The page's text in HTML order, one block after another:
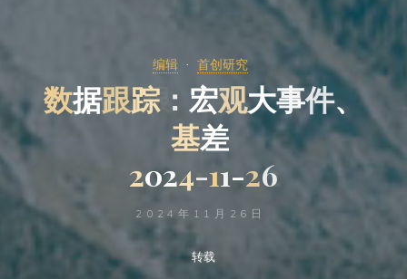
编辑 首创研究
数据跟踪 ： 宏观大事件、
基差
2024-11-26
2024年11月26日
转载